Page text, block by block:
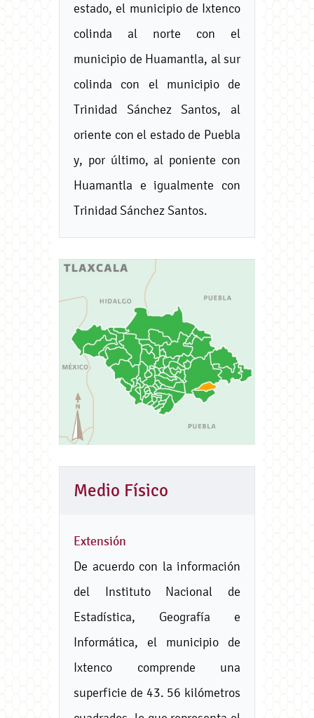
estado, el municipio de Ixtenco
colinda al norte con el
municipio de Huamantla, al sur
colinda con el municipio de
Trinidad Sánchez Santos, al
oriente con el estado de Puebla
y, por último, al poniente con
Huamantla e igualmente con
Trinidad Sánchez Santos.
Medio Físico
Extensión
De acuerdo con la información
del Instituto Nacional de
Estadística, Geografía e
Informática, el municipio de
Ixtenco comprende una
superficie de 43. 56 kilómetros